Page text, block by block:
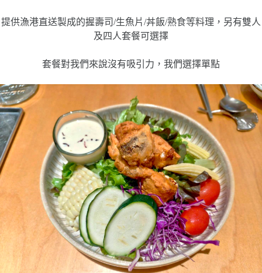
提供漁港直送製成的握壽司/生魚片/丼飯/熟食等料理，另有雙人
及四人套餐可選擇
套餐對我們來說沒有吸引力，我們選擇單點